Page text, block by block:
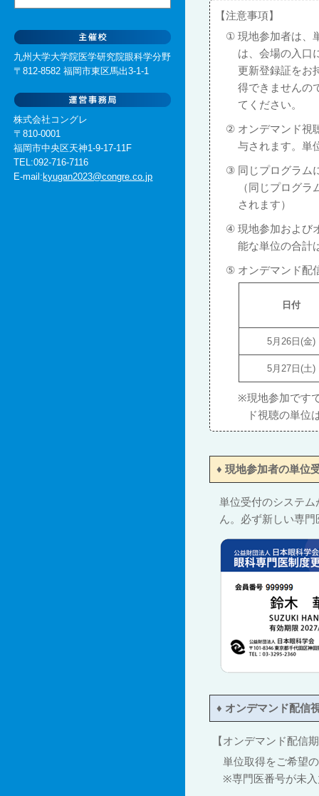
九州大学大学院医学研究院眼科学分野
〒812-8582 福岡市東区馬出3-1-1
株式会社コングレ
〒810-0001
福岡市中央区天神1-9-17-11F
TEL:092-716-7116
E-mail: kyugan2023@congre.co.jp
【注意事項】
①現地参加者は、
は、会場の入口
更新登録証をお
得できませんの
てください。
② オンデマンド視
与されます。単
③ 同じプログラム
（同じプログ
されます）
④現地参加および
能な単位の合計
⑤ オンデマンド配
日付
5月26日(金)
5月27日(土)
※現地参加です
ド視聴の単位
♦現地参加者の単位
単位受付のシステ
ん。必ず新しい専
♦ オンデマンド配信
【オンデマンド配信
単位取得をご希望
※専門医番号が未